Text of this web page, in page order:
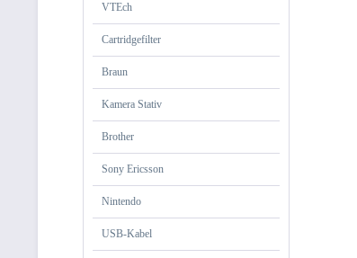
VTEch
Cartridgefilter
Braun
Kamera Stativ
Brother
Sony Ericsson
Nintendo
USB-Kabel